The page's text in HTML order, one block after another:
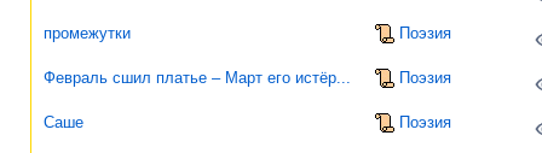
промежутки Поэзия
Февраль сшил платье – Март его истёр... Поэзия
Саше Поэзия